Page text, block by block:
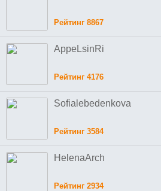
Рейтинг 8867
AppeLsinRi
Рейтинг 4176
Sofialebedenkova
Рейтинг 3584
HelenaArch
Рейтинг 2934